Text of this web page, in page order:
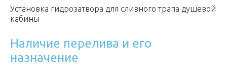
Установка гидрозатвора для сливного трапа душевой
кабины
Наличие перелива и его
назначение